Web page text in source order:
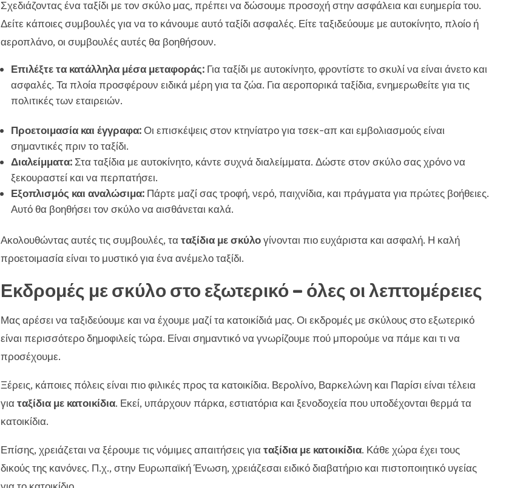
Σχεδιάζοντας ένα ταξίδι με τον σκύλο μας, πρέπει να δώσουμε προσοχή στην ασφάλεια και ευημερία του.
Δείτε κάποιες συμβουλές για να το κάνουμε αυτό ταξίδι ασφαλές. Είτε ταξιδεύουμε με αυτοκίνητο, πλοίο ή
αεροπλάνο, οι συμβουλές αυτές θα βοηθήσουν.
Επιλέξτε τα κατάλληλα μέσα μεταφοράς:Για ταξίδι με αυτοκίνητο, φροντίστε το σκυλί να είναι άνετο και
ασφαλές. Τα πλοία προσφέρουν ειδικά μέρη για τα ζώα. Για αεροπορικά ταξίδια, ενημερωθείτε για τις
πολιτικές των εταιρειών.
Προετοιμασία και έγγραφα:Οι επισκέψεις στον κτηνίατρο για τσεκ-απ και εμβολιασμούς είναι
σημαντικές πριν το ταξίδι.
Διαλείμματα:Στα ταξίδια με αυτοκίνητο, κάντε συχνά διαλείμματα. Δώστε στον σκύλο σας χρόνο να
ξεκουραστεί και να περπατήσει.
Εξοπλισμός και αναλώσιμα:Πάρτε μαζί σας τροφή, νερό, παιχνίδια, και πράγματα για πρώτες βοήθειες.
Αυτό θα βοηθήσει τον σκύλο να αισθάνεται καλά.
Ακολουθώντας αυτές τις συμβουλές, ταταξίδια με σκύλογίνονται πιο ευχάριστα και ασφαλή. Η καλή
προετοιμασία είναι το μυστικό για ένα ανέμελο ταξίδι.
Εκδρομές με σκύλο στο εξωτερικό – όλες οι λεπτομέρειες
Μας αρέσει να ταξιδεύουμε και να έχουμε μαζί τα κατοικίδιά μας. Οι εκδρομές με σκύλους στο εξωτερικό
είναι περισσότερο δημοφιλείς τώρα. Είναι σημαντικό να γνωρίζουμε πού μπορούμε να πάμε και τι να
προσέχουμε.
Ξέρεις, κάποιες πόλεις είναι πιο φιλικές προς τα κατοικίδια. Βερολίνο, Βαρκελώνη και Παρίσι είναι τέλεια
γιαταξίδια με κατοικίδια. Εκεί, υπάρχουν πάρκα, εστιατόρια και ξενοδοχεία που υποδέχονται θερμά τα
κατοικίδια.
Επίσης, χρειάζεται να ξέρουμε τις νόμιμες απαιτήσεις γιαταξίδια με κατοικίδια. Κάθε χώρα έχει τους
δικούς της κανόνες. Π.χ., στην Ευρωπαϊκή Ένωση, χρειάζεσαι ειδικό διαβατήριο και πιστοποιητικό υγείας